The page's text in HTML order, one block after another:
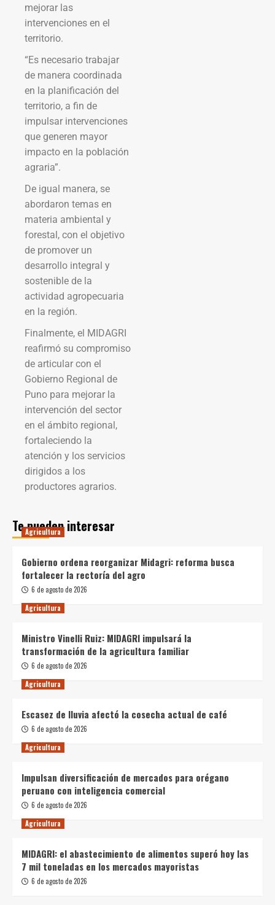
mejorar las
intervenciones en el
territorio.
“Es necesario trabajar
de manera coordinada
en la planificación del
territorio, a fin de
impulsar intervenciones
que generen mayor
impacto en la población
agraria”.
De igual manera, se
abordaron temas en
materia ambiental y
forestal, con el objetivo
de promover un
desarrollo integral y
sostenible de la
actividad agropecuaria
en la región.
Finalmente, el MIDAGRI
reafirmó su compromiso
de articular con el
Gobierno Regional de
Puno para mejorar la
intervención del sector
en el ámbito regional,
fortaleciendo la
atención y los servicios
dirigidos a los
productores agrarios.
Te pueden interesar
Agricultura
Gobierno ordena reorganizar Midagri: reforma busca
fortalecer la rectoría del agro
6 de agosto de 2026
Agricultura
Ministro Vinelli Ruiz: MIDAGRI impulsará la
transformación de la agricultura familiar
6 de agosto de 2026
Agricultura
Escasez de lluvia afectó la cosecha actual de café
6 de agosto de 2026
Agricultura
Impulsan diversificación de mercados para orégano
peruano con inteligencia comercial
6 de agosto de 2026
Agricultura
MIDAGRI: el abastecimiento de alimentos superó hoy las
7 mil toneladas en los mercados mayoristas
6 de agosto de 2026